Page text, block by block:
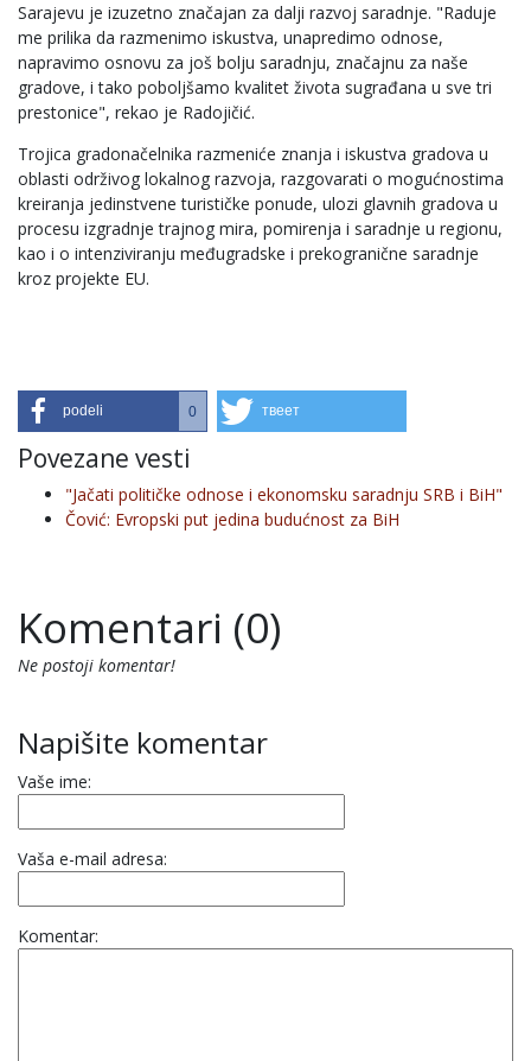
Sarajevu je izuzetno značajan za dalji razvoj saradnje. "Raduje
me prilika da razmenimo iskustva, unapredimo odnose,
napravimo osnovu za još bolju saradnju, značajnu za naše
gradove, i tako poboljšamo kvalitet života sugrađana u sve tri
prestonice", rekao je Radojičić.
Trojica gradonačelnika razmeniće znanja i iskustva gradova u
oblasti održivog lokalnog razvoja, razgovarati o mogućnostima
kreiranja jedinstvene turističke ponude, ulozi glavnih gradova u
procesu izgradnje trajnog mira, pomirenja i saradnje u regionu,
kao i o intenziviranju međugradske i prekogranične saradnje
kroz projekte EU.
podeli 0 твеет
Povezane vesti
"Jačati političke odnose i ekonomsku saradnju SRB i BiH"
Čović: Evropski put jedina budućnost za BiH
Komentari (0)
Ne postoji komentar!
Napišite komentar
Vaše ime:
Vaša e-mail adresa:
Komentar: